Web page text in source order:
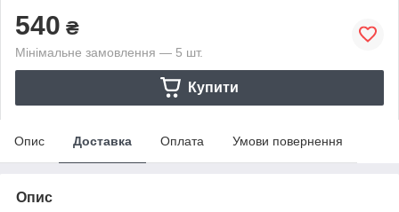
540 ₴
Мінімальне замовлення — 5 шт.
Купити
Опис Доставка Оплата Умови повернення
Опис